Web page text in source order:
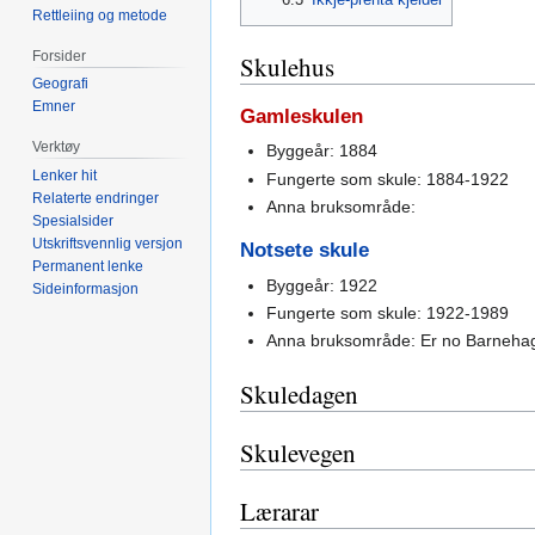
Skulehus
Gamleskulen
Byggeår: 1884
Fungerte som skule: 1884-1922
Anna bruksområde:
Notsete skule
Byggeår: 1922
Fungerte som skule: 1922-1989
Anna bruksområde: Er no
Skuledagen
Skulevegen
Lærarar
Rettleiing og metode
Forsider
Geografi
Emner
Verktøy
Lenker hit
Relaterte endringer
Spesialsider
Utskriftsvennlig versjon
Permanent lenke
Sideinformasjon